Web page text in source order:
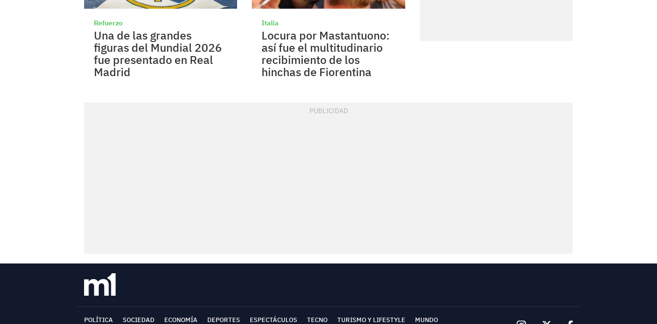
Refuerzo
Una de las grandes
figuras del Mundial 2026
fue presentado en Real
Madrid
Italia
Locura por Mastantuono:
así fue el multitudinario
recibimiento de los
hinchas de Fiorentina
POLÍTICA SOCIEDAD ECONOMÍA DEPORTES ESPECTÁCULOS TECNO TURISMO Y LIFESTYLE MUNDO